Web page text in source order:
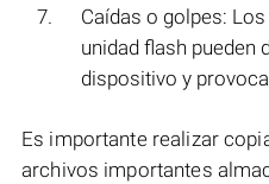
Caídas o golpes:
unidad flash pueden
dispositivo y
Es importante realizar
archivos importantes